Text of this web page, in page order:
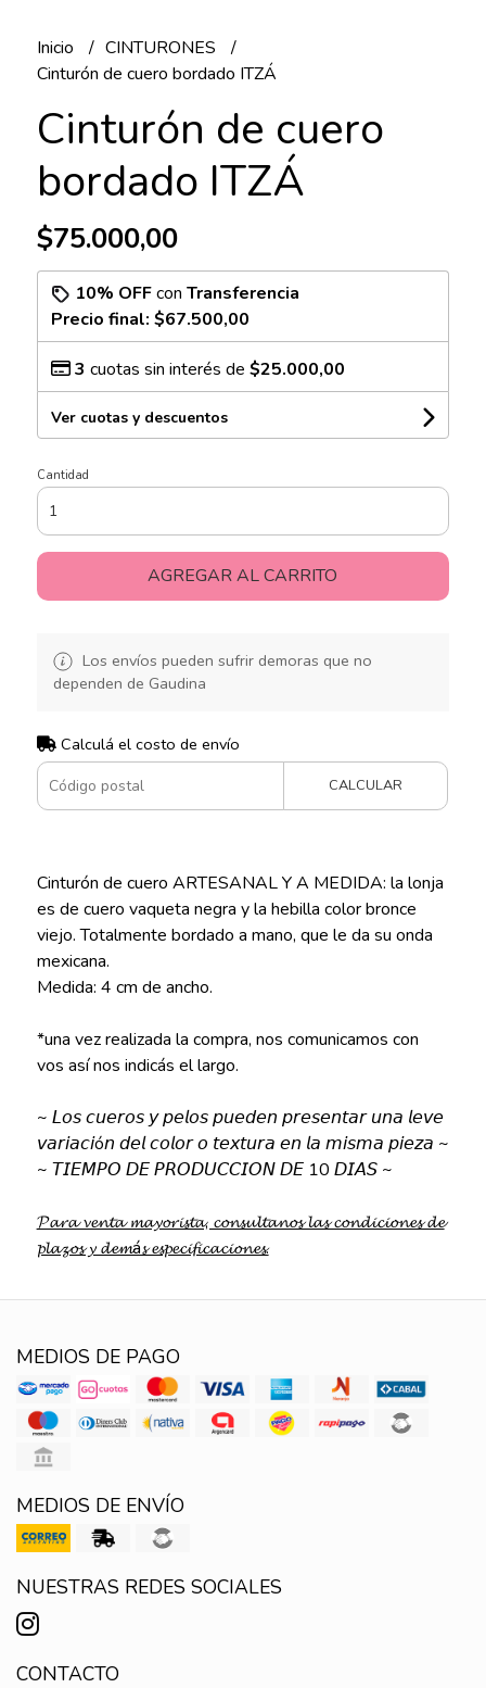
Inicio
CINTURONES
Cinturón de cuero bordado ITZÁ
Cinturón de cuero
bordado ITZÁ
$75.000,00
10% OFFcon Transferencia
Precio final: $67.500,00
3 cuotas sin interés de $25.000,00
Ver cuotas y descuentos
Cantidad
AGREGAR AL CARRITO
Los envíos pueden sufrir demoras que no
dependen de Gaudina
Calculá el costo de envío
CALCULAR
Cinturón de cuero ARTESANAL Y A MEDIDA: la lonja
es de cuero vaqueta negra y la hebilla color bronce
viejo. Totalmente bordado a mano, que le da su onda
mexicana.
Medida: 4 cm de ancho.
*una vez realizada la compra, nos comunicamos con
vos así nos indicás el largo.
~ 𝘓𝘰𝘴 𝘤𝘶𝘦𝘳𝘰𝘴 𝘺 𝘱𝘦𝘭𝘰𝘴 𝘱𝘶𝘦𝘥𝘦𝘯 𝘱𝘳𝘦𝘴𝘦𝘯𝘵𝘢𝘳 𝘶𝘯𝘢 𝘭𝘦𝘷𝘦
𝘷𝘢𝘳𝘪𝘢𝘤𝘪ó𝘯 𝘥𝘦𝘭 𝘤𝘰𝘭𝘰𝘳 𝘰 𝘵𝘦𝘹𝘵𝘶𝘳𝘢 𝘦𝘯 𝘭𝘢 𝘮𝘪𝘴𝘮𝘢 𝘱𝘪𝘦𝘻𝘢 ~
~ 𝘛𝘐𝘌𝘔𝘗𝘖 𝘋𝘌 𝘗𝘙𝘖𝘋𝘜𝘊𝘊𝘐𝘖𝘕 𝘋𝘌 10 𝘋𝘐𝘈𝘚 ~
𝓟𝓪𝓻𝓪 𝓿𝓮𝓷𝓽𝓪 𝓶𝓪𝔂𝓸𝓻𝓲𝓼𝓽𝓪, 𝓬𝓸𝓷𝓼𝓾𝓵𝓽𝓪𝓷𝓸𝓼 𝓵𝓪𝓼 𝓬𝓸𝓷𝓭𝓲𝓬𝓲𝓸𝓷𝓮𝓼 𝓭𝓮
𝓹𝓵𝓪𝔃𝓸𝓼 𝔂 𝓭𝓮𝓶á𝓼 𝓮𝓼𝓹𝓮𝓬𝓲𝓯𝓲𝓬𝓪𝓬𝓲𝓸𝓷𝓮𝓼.
MEDIOS DE PAGO
MEDIOS DE ENVÍO
NUESTRAS REDES SOCIALES
CONTACTO